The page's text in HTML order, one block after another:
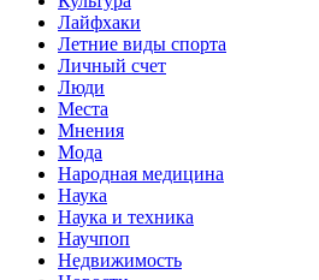
Лайфхаки
Летние виды спорта
Личный счет
Люди
Места
Мнения
Мода
Народная медицина
Наука
Наука и техника
Научпоп
Недвижимость